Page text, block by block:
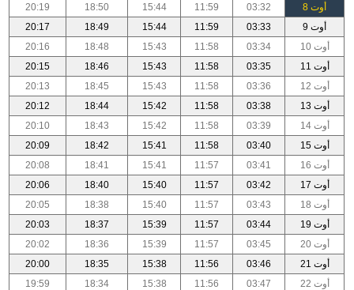
أوت 8
03:32
11:59
15:44
18:50
20:19
أوت 9
03:33
11:59
15:44
18:49
20:17
أوت 10
03:34
11:58
15:43
18:48
20:16
أوت 11
03:35
11:58
15:43
18:46
20:15
أوت 12
03:36
11:58
15:43
18:45
20:13
أوت 13
03:38
11:58
15:42
18:44
20:12
أوت 14
03:39
11:58
15:42
18:43
20:10
أوت 15
03:40
11:58
15:41
18:42
20:09
أوت 16
03:41
11:57
15:41
18:41
20:08
أوت 17
03:42
11:57
15:40
18:40
20:06
أوت 18
03:43
11:57
15:40
18:38
20:05
أوت 19
03:44
11:57
15:39
18:37
20:03
أوت 20
03:45
11:57
15:39
18:36
20:02
أوت 21
03:46
11:56
15:38
18:35
20:00
أوت 22
03:47
11:56
15:38
18:34
19:59